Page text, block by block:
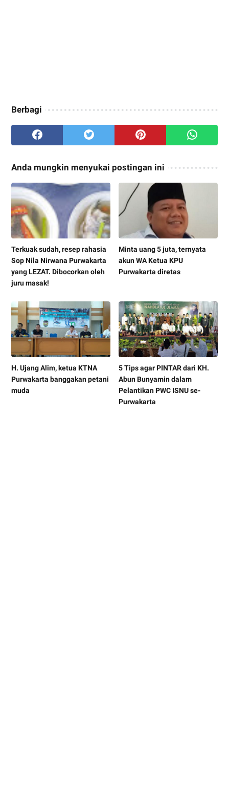
Berbagi
Anda mungkin menyukai postingan ini
Terkuak sudah, resep rahasia
Sop Nila Nirwana Purwakarta
yang LEZAT. Dibocorkan oleh
juru masak!
Minta uang 5 juta, ternyata
akun WA Ketua KPU
Purwakarta diretas
H. Ujang Alim, ketua KTNA
Purwakarta banggakan petani
muda
5 Tips agar PINTAR dari KH.
Abun Bunyamin dalam
Pelantikan PWC ISNU se-
Purwakarta